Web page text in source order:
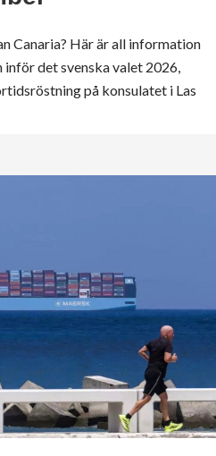
Canaria? Här är all information
inför det svenska valet 2026,
på konsulatet i Las